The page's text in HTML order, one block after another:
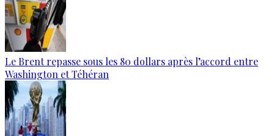
Le Brent repasse sous les 80 dollars après l’accord entre
Washington et Téhéran